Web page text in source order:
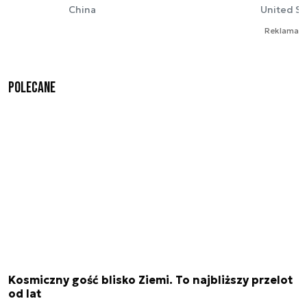
China
United
Reklama
Polecane
Kosmiczny gość blisko Ziemi. To najbliższy przelot
od lat